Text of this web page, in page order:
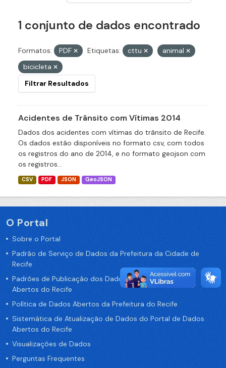
1 conjunto de dados encontrado
Formatos: PDF Etiquetas: cttu
animal
bicicleta
Filtrar Resultados
Acidentes de Trânsito com Vítimas 2014
Dados dos acidentes com vítimas do trânsito de Recife.
Os dados estão disponíveis no formato csv, com todos
os registros do ano de 2014, e no formato geojson com
os registros...
CSV PDF JSON GeoJSON
O Portal
Sobre o Portal
Padrão de Serviço de Dados da Prefeitura da Cidade de
Recife
Padrões de Publicação dos Dados no Portal de Dados
Abertos do Recife
Política de Dados Abertos da Prefeitura do Recife
Sistemática de Atualização de Dados do Portal de Dados
Abertos do Recife
Visualizações de Dados
Perguntas Frequentes